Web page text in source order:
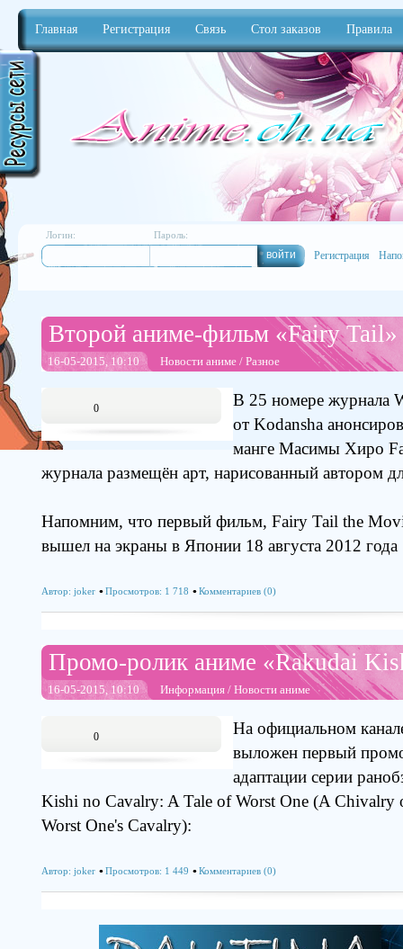
Главная Регистрация Связь Стол заказов Правила
Логин: Пароль:
Регистрация
Второй аниме-фильм «Fairy Tail»
16-05-2015, 10:10 Новости аниме / Разное
0
В 25 номере журнала
от Kodansha
манге Масимы Хиро
журнала размещён арт, нарисованный автором
Напомним, что первый фильм, Fairy Tail the
вышел на экраны в Японии 18 августа 2012 года
Автор: joker Просмотров: 1 718 Комментариев (0)
Промо-ролик аниме «Rakudai
16-05-2015, 10:10 Информация / Новости аниме
0
На официальном
выложен первый
адаптации серии
Kishi no Cavalry: A Tale of Worst One (A Chivalry
Worst One's Cavalry):
Автор: joker Просмотров: 1 449 Комментариев (0)